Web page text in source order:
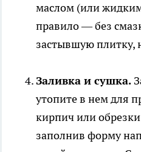
маслом (или
правило — без
застывшую плитку,
Заливка и сушка.
утопите в нем для
кирпич или
заполнив форму